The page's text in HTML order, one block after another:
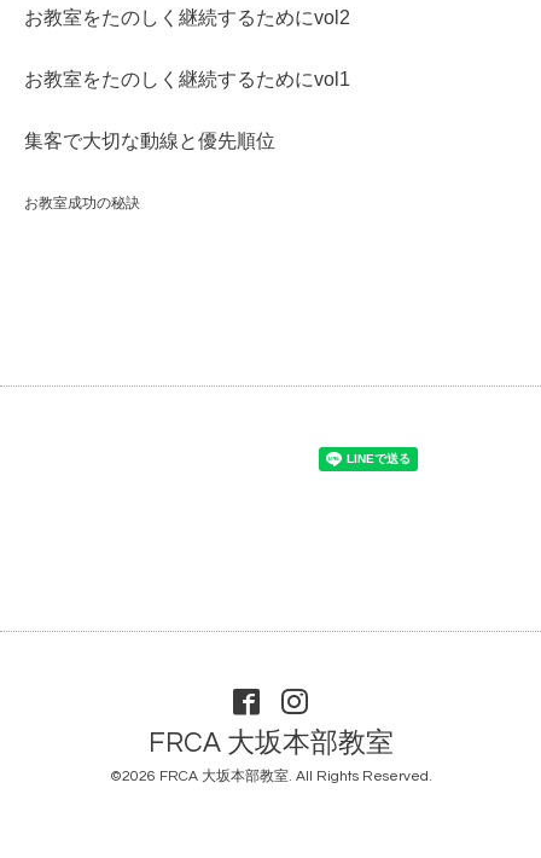
お教室をたのしく継続するためにvol2
お教室をたのしく継続するためにvol1
集客で大切な動線と優先順位
お教室成功の秘訣
FRCA 大坂本部教室
©2026 FRCA 大坂本部教室. All Rights Reserved.